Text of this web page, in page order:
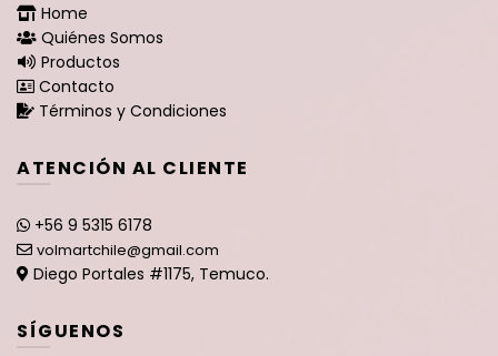
Home
Quiénes Somos
Productos
Contacto
Términos y Condiciones
ATENCIÓN AL CLIENTE
+56 9 5315 6178
volmartchile@gmail.com
Diego Portales #1175, Temuco.
SÍGUENOS